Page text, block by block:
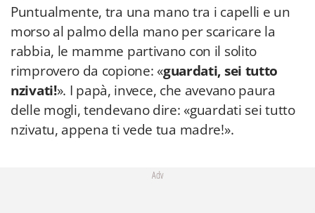
Puntualmente, tra una mano tra i capelli e un
morso al palmo della mano per scaricare la
rabbia, le mamme partivano con il solito
rimprovero da copione: «guardati, sei tutto
nzivati!». I papà, invece, che avevano paura
delle mogli, tendevano dire: «guardati sei tutto
nzivatu, appena ti vede tua madre!».
Adv